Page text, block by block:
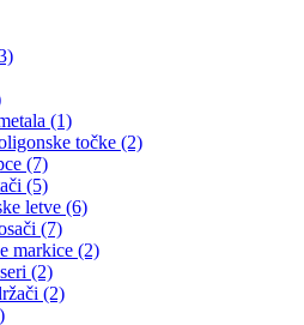
(1)
točke (2)
(7)
(5)
letve (6)
(7)
markice (2)
(2)
(2)